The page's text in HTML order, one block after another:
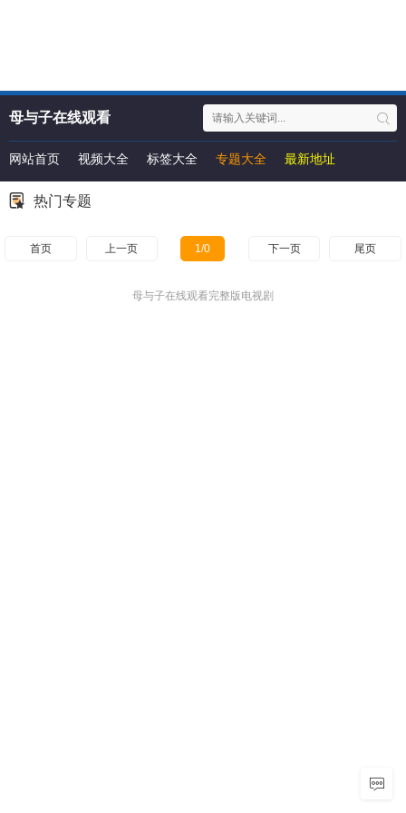
母与子在线观看
完整版电视剧
网站首页 视频大全 标签大全 专题大全 最新地址
热门专题
首页 上一页 1/0 下一页 尾页
母与子在线观看完整版电视剧